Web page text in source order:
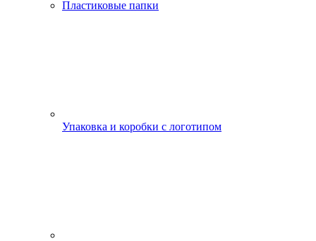
Пластиковые папки
Упаковка и коробки с логотипом